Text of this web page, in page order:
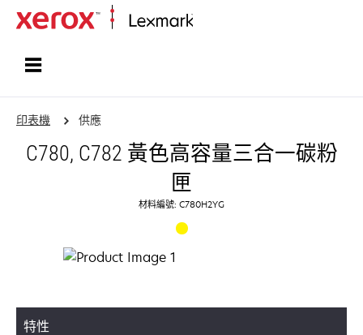
印表機 供應
C780, C782 黃色高容量三合一碳粉
匣
材料編號: C780H2YG
特性